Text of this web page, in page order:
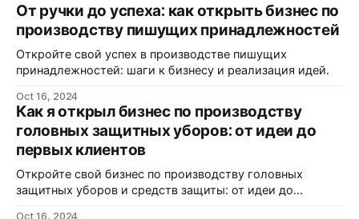
От ручки до успеха: как открыть бизнес по
производству пишущих принадлежностей
Откройте свой успех в производстве пишущих
принадлежностей: шаги к бизнесу и реализация идей.
Oct 16, 2024
Как я открыл бизнес по производству
головных защитных уборов: от идеи до
первых клиентов
Откройте свой бизнес по производству головных
защитных уборов и средств защиты: от идеи до
Oct 16, 2024